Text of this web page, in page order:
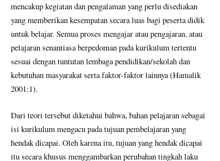
mencakup kegiatan dan pengalaman yang perlu disediakan
yang memberikan kesempatan secara luas bagi peserta didik
untuk belajar. Semua proses mengajar atau pengajaran, atau
pelajaran senantiasa berpedoman pada kurikulum tertentu
sesuai dengan tuntutan lembaga pendidikan/sekolah dan
kebutuhan masyarakat serta faktor-faktor lainnya (Hamalik
2001:1).
Dari teori tersebut diketahui bahwa, bahan pelajaran sebagai
isi kurikulum mengacu pada tujuan pembelajaran yang
hendak dicapai. Oleh karena itu, tujuan yang hendak dicapai
itu secara khusus menggambarkan perubahan tingkah laku